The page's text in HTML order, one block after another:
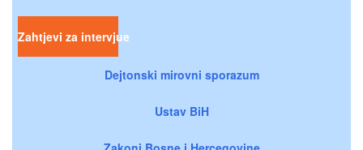
Zahtjevi za intervjue
Dejtonski mirovni sporazum
Ustav BiH